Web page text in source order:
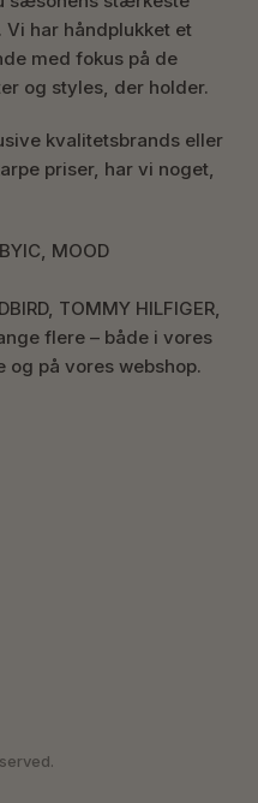
har håndplukket et
med fokus på de
og styles, der holder.
kvalitetsbrands eller
priser, har vi noget,
MOOD
TOMMY HILFIGER,
flere – både i vores
og på vores webshop.